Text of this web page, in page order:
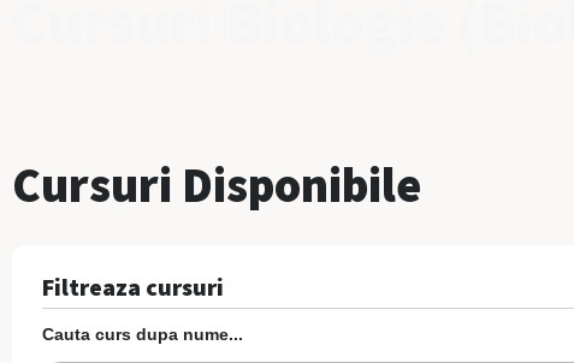
Cursuri Disponibile
Filtreaza cursuri
Cauta curs dupa nume...